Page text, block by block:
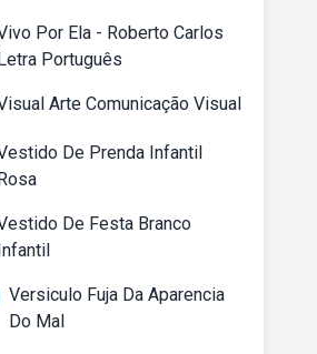
Por Ela - Roberto Carlos
Português
Arte Comunicação Visual
De Prenda Infantil
De Festa Branco
Versiculo Fuja Da Aparencia
Do Mal